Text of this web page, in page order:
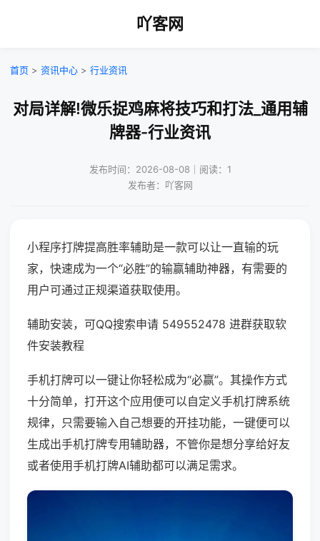
吖客网
首页 > 资讯中心 > 行业资讯
对局详解!微乐捉鸡麻将技巧和打法_通用辅
牌器-行业资讯
发布时间：2026-08-08｜阅读：1
发布者：吖客网
小程序打牌提高胜率辅助是一款可以让一直输的玩
家，快速成为一个“必胜”的输赢辅助神器，有需要的
用户可通过正规渠道获取使用。
辅助安装，可QQ搜索申请 549552478 进群获取软
件安装教程
手机打牌可以一键让你轻松成为“必赢”。其操作方式
十分简单，打开这个应用便可以自定义手机打牌系统
规律，只需要输入自己想要的开挂功能，一键便可以
生成出手机打牌专用辅助器，不管你是想分享给好友
或者使用手机打牌AI辅助都可以满足需求。